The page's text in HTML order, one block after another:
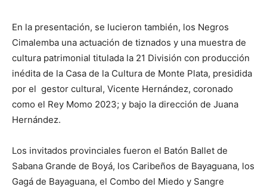
En la presentación, se lucieron también, los Negros
Cimalemba una actuación de tiznados y una muestra de
cultura patrimonial titulada la 21 División con producción
inédita de la Casa de la Cultura de Monte Plata, presidida
por el gestor cultural, Vicente Hernández, coronado
como el Rey Momo 2023; y bajo la dirección de Juana
Hernández.
Los invitados provinciales fueron el Batón Ballet de
Sabana Grande de Boyá, los Caribeños de Bayaguana, los
Gagá de Bayaguana, el Combo del Miedo y Sangre